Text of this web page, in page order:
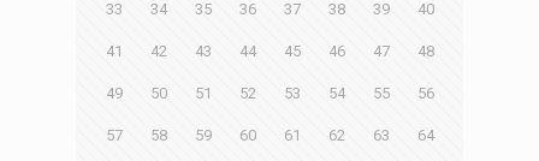
33 34 35 36 37 38 39 40
41 42 43 44 45 46 47 48
49 50 51 52 53 54 55 56
57 58 59 60 61 62 63 64